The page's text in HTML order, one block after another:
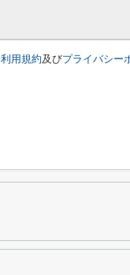
利用規約及びプライバシー